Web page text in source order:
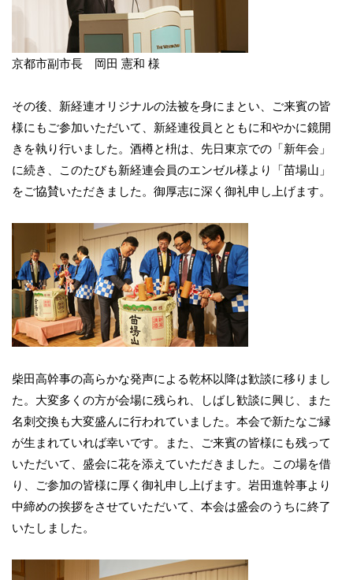
京都市副市長 岡田 憲和 様
その後、新経連オリジナルの法被を身にまとい、ご来賓の皆
様にもご参加いただいて、新経連役員とともに和やかに鏡開
きを執り行いました。酒樽と枡は、先日東京での「新年会」
に続き、このたびも新経連会員のエンゼル様より「苗場山」
をご協賛いただきました。御厚志に深く御礼申し上げます。
柴田高幹事の高らかな発声による乾杯以降は歓談に移りまし
た。大変多くの方が会場に残られ、しばし歓談に興じ、また
名刺交換も大変盛んに行われていました。本会で新たなご縁
が生まれていれば幸いです。また、ご来賓の皆様にも残って
いただいて、盛会に花を添えていただきました。この場を借
り、ご参加の皆様に厚く御礼申し上げます。岩田進幹事より
中締めの挨拶をさせていただいて、本会は盛会のうちに終了
いたしました。